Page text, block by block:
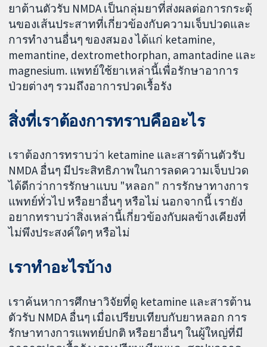
ยาต้านตัวรับ NMDA เป็นกลุ่มยาที่ส่งผลต่อการกระตุ้
นของเส้นประสาทที่เกี่ยวข้องกับความเจ็บปวดและ
การทำงานอื่นๆ ของสมอง ได้แก่ ketamine,
memantine, dextromethorphan, amantadine และ
magnesium. แพทย์ใช้ยาเหล่านี้เพื่อรักษาอาการ
ป่วยต่างๆ รวมถึงอาการปวดเรื้อรัง
สิ่งที่เราต้องการทราบคืออะไร
เราต้องการทราบว่า ketamine และสารต้านตัวรับ
NMDA อื่นๆ มีประสิทธิภาพในการลดความเจ็บปวด
ได้ดีกว่าการรักษาแบบ "หลอก" การรักษาทางการ
แพทย์ทั่วไป หรือยาอื่นๆ หรือไม่ นอกจากนี้ เรายัง
อยากทราบว่าสิ่งเหล่านี้เกี่ยวข้องกับผลข้างเคียงที่
ไม่พึงประสงค์ใดๆ หรือไม่
เราทำอะไรบ้าง
เราค้นหาการศึกษาวิจัยที่ดู ketamine และสารต้าน
ตัวรับ NMDA อื่นๆ เมื่อเปรียบเทียบกับยาหลอก การ
รักษาทางการแพทย์ปกติ หรือยาอื่นๆ ในผู้ใหญ่ที่มี